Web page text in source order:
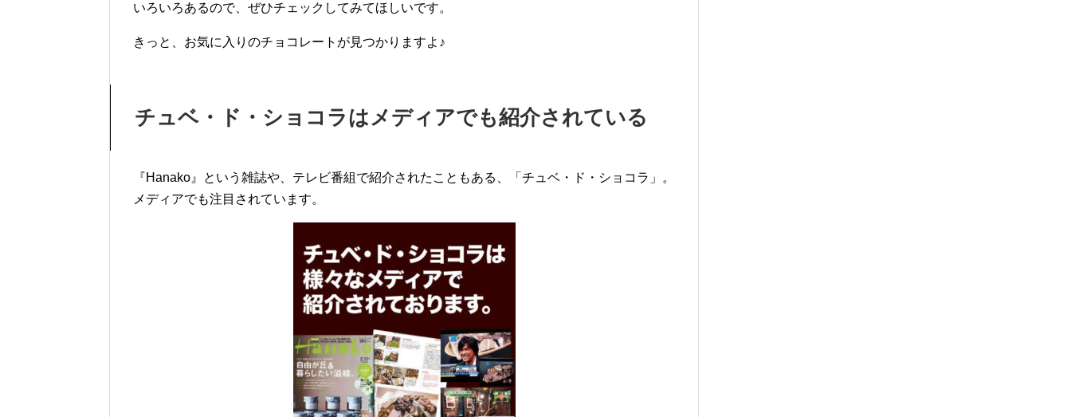
いろいろあるので、ぜひチェックしてみてほしいです。
きっと、お気に入りのチョコレートが見つかりますよ♪
チュベ・ド・ショコラはメディアでも紹介されている
『Hanako』という雑誌や、テレビ番組で紹介されたこともある、「チュベ・ド・ショコラ」。
メディアでも注目されています。